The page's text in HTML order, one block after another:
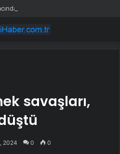
kaza
savaşları,
2024 0 0